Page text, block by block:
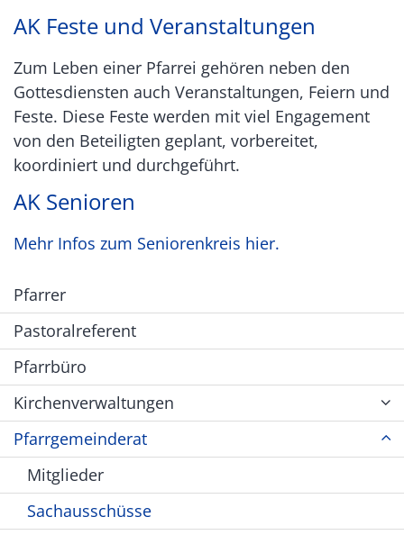
AK Feste und Veranstaltungen
Zum Leben einer Pfarrei gehören neben den
Gottesdiensten auch Veranstaltungen, Feiern und
Feste. Diese Feste werden mit viel Engagement
von den Beteiligten geplant, vorbereitet,
koordiniert und durchgeführt.
AK Senioren
Mehr Infos zum Seniorenkreis hier.
Pfarrer
Pastoralreferent
Pfarrbüro
Kirchenverwaltungen
Pfarrgemeinderat
Mitglieder
Sachausschüsse